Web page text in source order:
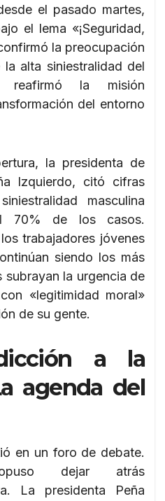
el pasado martes,
el lema «¡Seguridad,
la preocupación
alta siniestralidad del
reafirmó la misión
del entorno
la presidenta de
Izquierdo, citó cifras
masculina
70% de los casos.
trabajadores jóvenes
siendo los más
la urgencia de
«legitimidad moral»
de su gente.
a la
agenda del
en un foro de debate.
dejar atrás
La presidenta Peña